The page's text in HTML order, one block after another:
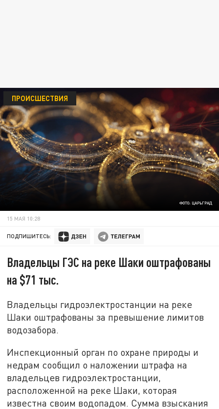
ФОТО: ЦАРЬГРАД
ПРОИСШЕСТВИЯ
15 МАЯ 10:28
ПОДПИШИТЕСЬ:
Владельцы ГЭС на реке Шаки оштрафованы
на $71 тыс.
Владельцы гидроэлектростанции на реке
Шаки оштрафованы за превышение лимитов
водозабора.
Инспекционный орган по охране природы и
недрам сообщил о наложении штрафа на
владельцев гидроэлектростанции,
расположенной на реке Шаки, которая
известна своим водопадом. Сумма взыскания